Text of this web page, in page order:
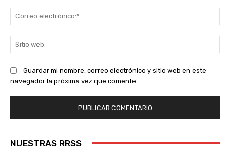
Guardar mi nombre, correo electrónico y sitio web en este
navegador la próxima vez que comente.
NUESTRAS RRSS